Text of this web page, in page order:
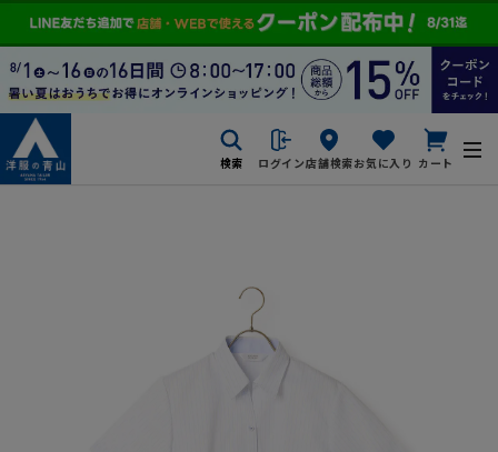
検索 ログイン店舗検索お気に入り カート